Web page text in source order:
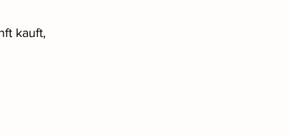
kauft,